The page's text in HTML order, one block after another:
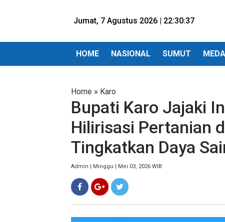
Jumat, 7 Agustus 2026 | 22:30:38
HOME NASIONAL SUMUT
Home » Karo
Bupati Karo Jajaki
Hilirisasi Pertanian
Tingkatkan Daya
Admin | Minggu | Mei 03, 2026 WIB